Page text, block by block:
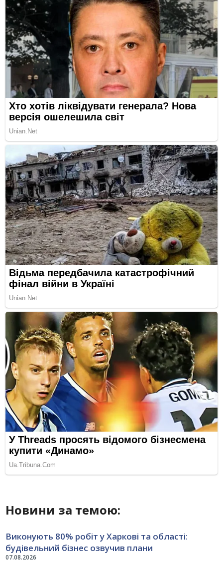
Новини за темою:
07.08.2026
Виконують 80% робіт у Харкові та області:
будівельний бізнес озвучив плани